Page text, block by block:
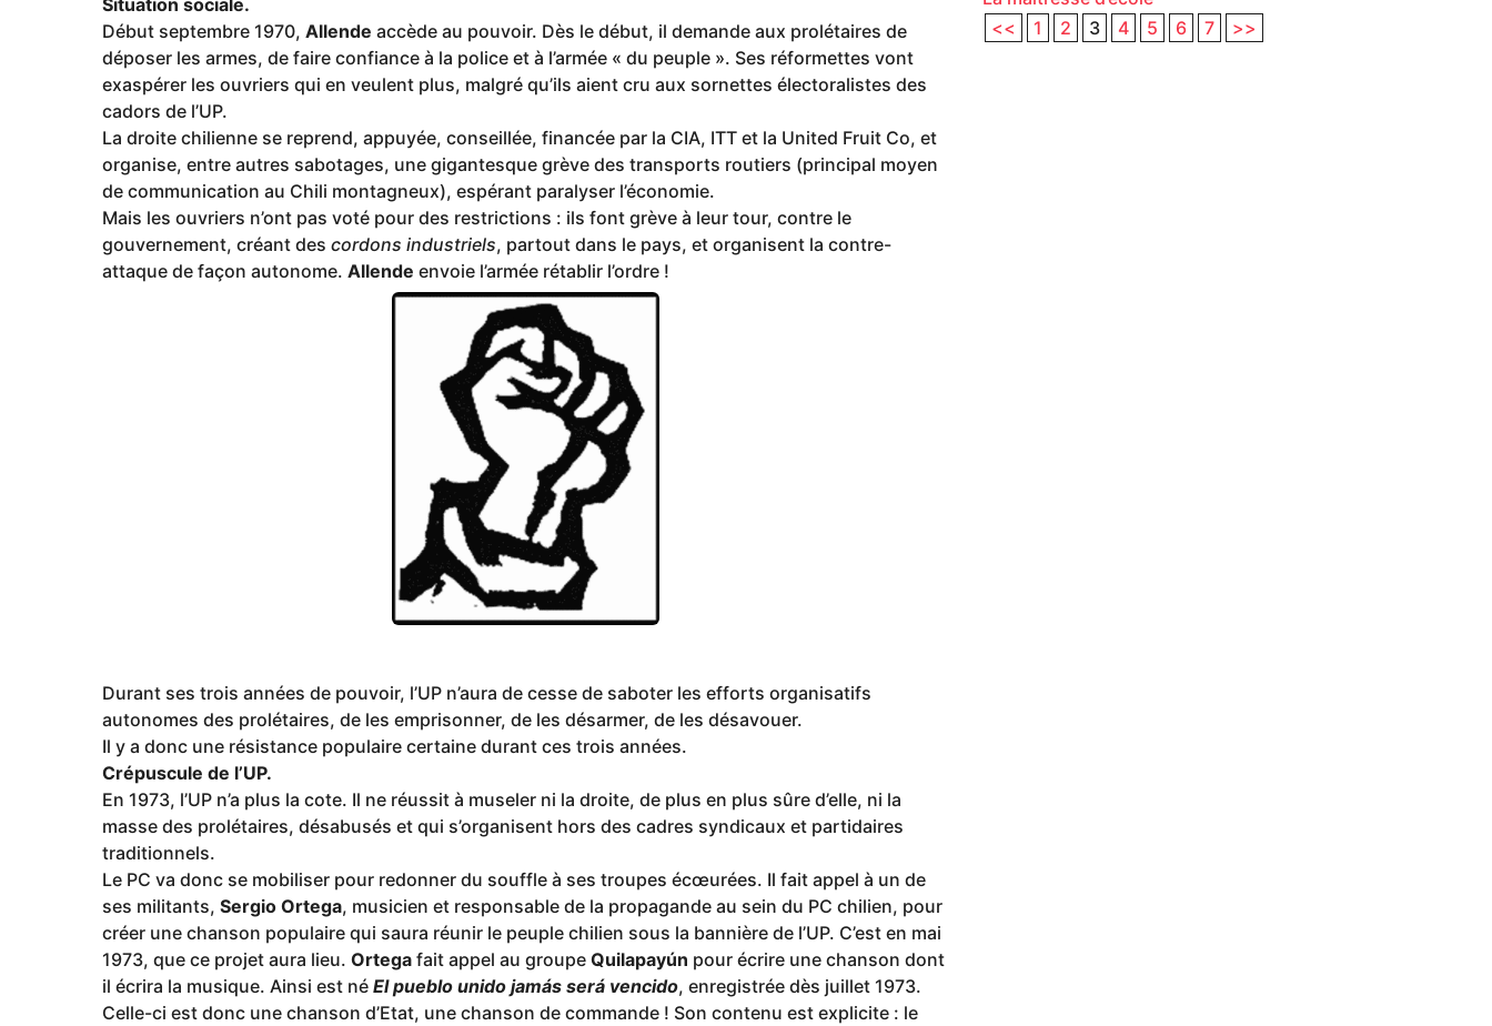
Situation sociale.
Début septembre 1970, Allende accède au pouvoir. Dès le début, il demande aux prolétaires de
déposer les armes, de faire confiance à la police et à l’armée « du peuple ». Ses réformettes vont
exaspérer les ouvriers qui en veulent plus, malgré qu’ils aient cru aux sornettes électoralistes des
cadors de l’UP.
La droite chilienne se reprend, appuyée, conseillée, financée par la CIA, ITT et la United Fruit Co, et
organise, entre autres sabotages, une gigantesque grève des transports routiers (principal moyen
de communication au Chili montagneux), espérant paralyser l’économie.
Mais les ouvriers n’ont pas voté pour des restrictions : ils font grève à leur tour, contre le
gouvernement, créant des cordons industriels, partout dans le pays, et organisent la contre-
attaque de façon autonome. Allende envoie l’armée rétablir l’ordre !
Durant ses trois années de pouvoir, l’UP n’aura de cesse de saboter les efforts organisatifs
autonomes des prolétaires, de les emprisonner, de les désarmer, de les désavouer.
Il y a donc une résistance populaire certaine durant ces trois années.
Crépuscule de l’UP.
En 1973, l’UP n’a plus la cote. Il ne réussit à museler ni la droite, de plus en plus sûre d’elle, ni la
masse des prolétaires, désabusés et qui s’organisent hors des cadres syndicaux et partidaires
traditionnels.
Le PC va donc se mobiliser pour redonner du souffle à ses troupes écœurées. Il fait appel à un de
ses militants, Sergio Ortega, musicien et responsable de la propagande au sein du PC chilien, pour
créer une chanson populaire qui saura réunir le peuple chilien sous la bannière de l’UP. C’est en mai
1973, que ce projet aura lieu. Ortega fait appel au groupe Quilapayún pour écrire une chanson dont
il écrira la musique. Ainsi est né El pueblo unido jamás será vencido, enregistrée dès juillet 1973.
Celle-ci est donc une chanson d’Etat, une chanson de commande ! Son contenu est explicite : le
<<
1 2 3 4 5 6 7 >>